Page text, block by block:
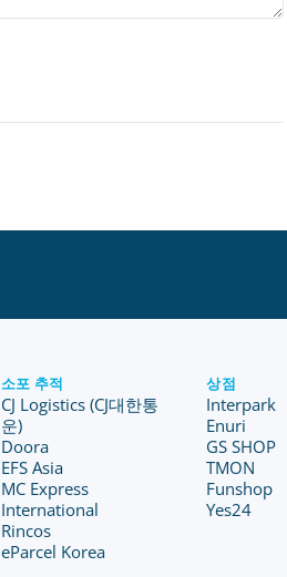
소포 추적
CJ Logistics (CJ대한통
운)
Doora
EFS Asia
MC Express
International
Rincos
eParcel Korea
상점
Interpark
Enuri
GS SHOP
TMON
Funshop
Yes24